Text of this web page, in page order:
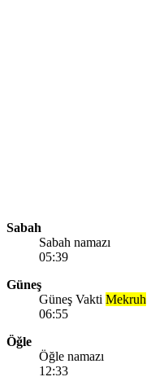
Sabah
Sabah namazı
05:39
Güneş
Güneş Vakti Mekruh
06:55
Öğle
Öğle namazı
12:33